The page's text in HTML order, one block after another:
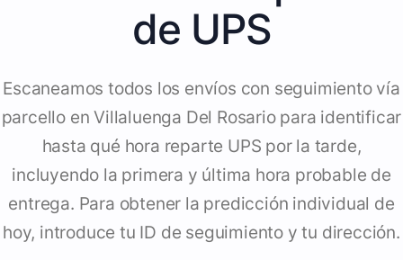
de UPS
Escaneamos todos los envíos con seguimiento vía
parcello en Villaluenga Del Rosario para identificar
hasta qué hora reparte UPS por la tarde,
incluyendo la primera y última hora probable de
entrega. Para obtener la predicción individual de
hoy, introduce tu ID de seguimiento y tu dirección.